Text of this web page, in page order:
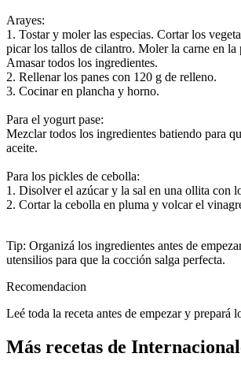
Arayes:
1. Tostar y moler las especias. Cortar los
picar los tallos de cilantro. Moler la carne en la
Amasar todos los ingredientes.
2. Rellenar los panes con 120 g de relleno.
3. Cocinar en plancha y horno.
Para el yogurt pase:
Mezclar todos los ingredientes batiendo para
aceite.
Para los pickles de cebolla:
1. Disolver el azúcar y la sal en una ollita con
2. Cortar la cebolla en pluma y volcar el
Tip: Organizá los ingredientes antes de
utensilios para que la cocción salga perfecta.
Recomendacion
Leé toda la receta antes de empezar y prepará
Más recetas de